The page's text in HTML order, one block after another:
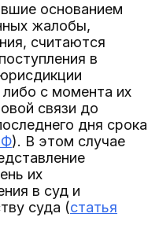
основанием
жалобы,
считаются
в
с момента их
связи до
дня срока
). В этом случае
их
в суд и
суда (статья